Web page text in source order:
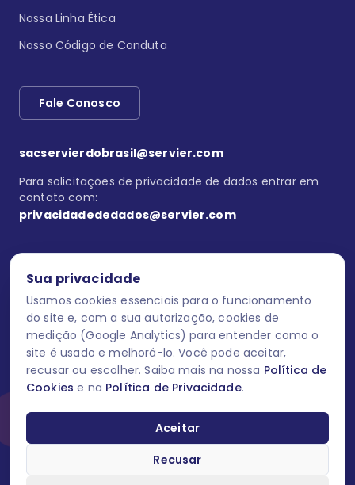
Sua privacidade
Usamos cookies essenciais para o funcionamento
do site e, com a sua autorização, cookies de
medição (Google Analytics) para entender como o
site é usado e melhorá-lo. Você pode aceitar,
recusar ou escolher. Saiba mais na nossa Política de
Cookies e na Política de Privacidade.
Aceitar
Recusar
Nossa Linha Ética
Nosso Código de Conduta
Fale Conosco
sacservierdobrasil@servier.com
Para solicitações de privacidade de dados entrar em
contato com:
privacidadededados@servier.com
Se estiver no programa semprecuidando, comunique aquiuma
reação adversa com os produtos Servier. Este site contém
informações para o público leigo e para os profissionais de saúde
do Brasil habilitados a prescrever medicamentos. M-AS ONE-BR-
202606-00013 / Agosto 2026.
O laboratório Servier do Brasil respeita os seus dados! Caso deseje
dados pessoais você pode fazê-lo a qualquer momento entrando
em contato através do site www.semprecuidando.com.br na opção
fale conosco.